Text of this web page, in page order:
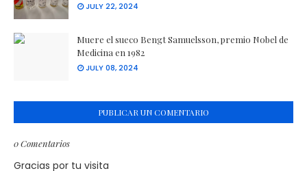
JULY 22, 2024
Muere el sueco Bengt Samuelsson, premio Nobel de
Medicina en 1982
JULY 08, 2024
PUBLICAR UN COMENTARIO
0 Comentarios
Gracias por tu visita